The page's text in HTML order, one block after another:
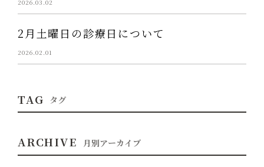
2026.03.02
2月土曜日の診療日について
2026.02.01
TAG タグ
ARCHIVE 月別アーカイブ